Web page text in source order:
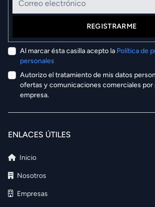
REGISTRARME
Al marcar ésta casilla acepto la Política de
personales
Autorizo el tratamiento de mis datos
ofertas y comunicaciones comerciales por
empresa.
ENLACES ÚTILES
Inicio
Nosotros
Empresas